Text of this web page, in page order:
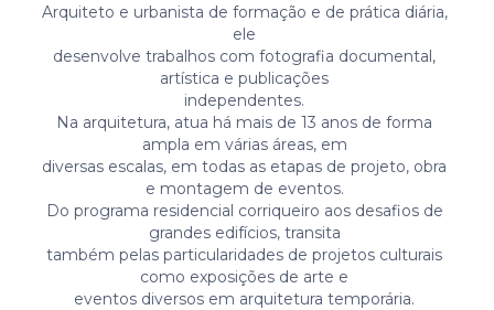
Arquiteto e urbanista de formação e de prática diária,
ele
desenvolve trabalhos com fotografia documental,
artística e publicações
independentes.
Na arquitetura, atua há mais de 13 anos de forma
ampla em várias áreas, em
diversas escalas, em todas as etapas de projeto, obra
e montagem de eventos.
Do programa residencial corriqueiro aos desafios de
grandes edifícios, transita
também pelas particularidades de projetos culturais
como exposições de arte e
eventos diversos em arquitetura temporária.